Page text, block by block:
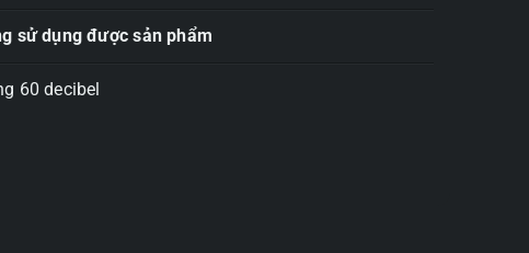
sử dụng được sản phẩm
60 decibel